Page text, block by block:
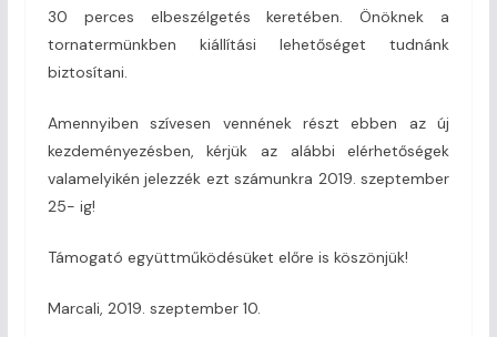
30 perces elbeszélgetés keretében. Önöknek a
tornatermünkben kiállítási lehetőséget tudnánk
biztosítani.
Amennyiben szívesen vennének részt ebben az új
kezdeményezésben, kérjük az alábbi elérhetőségek
valamelyikén jelezzék ezt számunkra 2019. szeptember
25- ig!
Támogató együttműködésüket előre is köszönjük!
Marcali, 2019. szeptember 10.